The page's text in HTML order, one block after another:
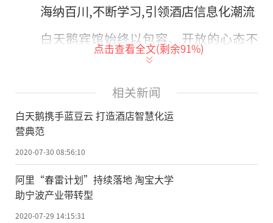
海纳百川,不断学习,引领酒店信息化潮流
白天鹅宾馆始终以包容、开放的心态不
断学习和探索,是中国第一家引入“收益管
息化方面为我国高端酒店做出了良好示范,并
提供了借鉴模式。
白天鹅携手蓝豆云,打造酒店智慧化运营
典范
2017年,白天鹅宾馆改造后引入蓝豆云酒
店运营管理系统,协助酒店进行数据化管理。
点击查看全文(剩余91%)
相关新闻
白天鹅携手蓝豆云 打造酒店智慧化运
营典范
2020-07-30 08:56:10
阿里“春雷计划”持续落地 淘宝大学
助宁波产业带转型
2020-07-29 14:15:31